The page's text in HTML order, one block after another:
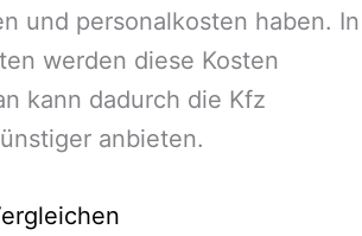
und personalkosten haben. In
werden diese Kosten
kann dadurch die Kfz
anbieten.